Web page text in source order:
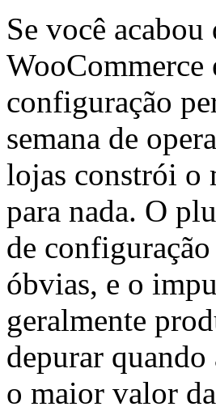
Se você
WooCommerce
configuração
semana de
lojas constrói o
para nada. O
de
óbvias, e o
geralmente
depurar
o maior valor